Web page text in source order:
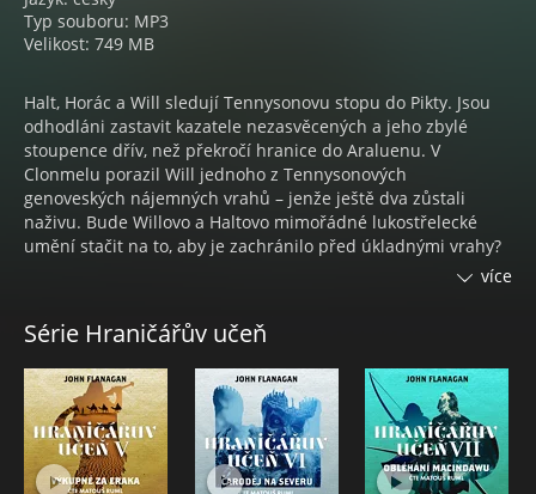
Typ souboru: MP3
Velikost: 749 MB
Halt, Horác a Will sledují Tennysonovu stopu do Pikty. Jsou
odhodláni zastavit kazatele nezasvěcených a jeho zbylé
stoupence dřív, než překročí hranice do Araluenu. V
Clonmelu porazil Will jednoho z Tennysonových
genoveských nájemných vrahů – jenže ještě dva zůstali
naživu. Bude Willovo a Haltovo mimořádné lukostřelecké
umění stačit na to, aby je zachránilo před úkladnými vrahy?
Australský spisovatel nejprve pracoval jako reklamní textař a
později redaktor na volné noze. Věnoval se také psaní
scénářů pro televizní komedie. Vlastní fantastický svět, do
kterého vstupují čtenáři po celém světě, původně vytvořil
pro svého syna, kterého chtěl zábavným způsobem přivést
ke čtení. Dnes patří k nejproduktivnějším australským
prozaikům a mezi jeho velmi úspěšné počiny patří
více
Série Hraničářův učeň